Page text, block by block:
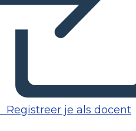
Registreer je als docent